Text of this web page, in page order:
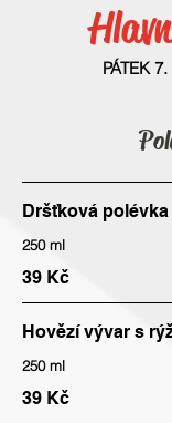
PÁTEK
Dršťková polévka
250 ml
39 Kč
Hovězí vývar s
250 ml
39 Kč